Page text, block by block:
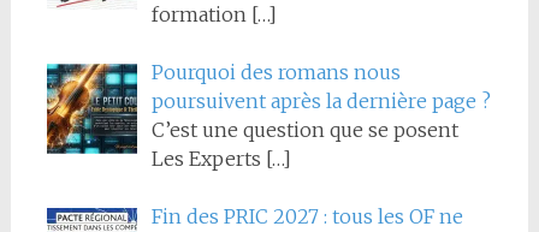
formation […]
Pourquoi des romans nous
poursuivent après la dernière page ?
C’est une question que se posent
Les Experts […]
Fin des PRIC 2027 : tous les OF ne